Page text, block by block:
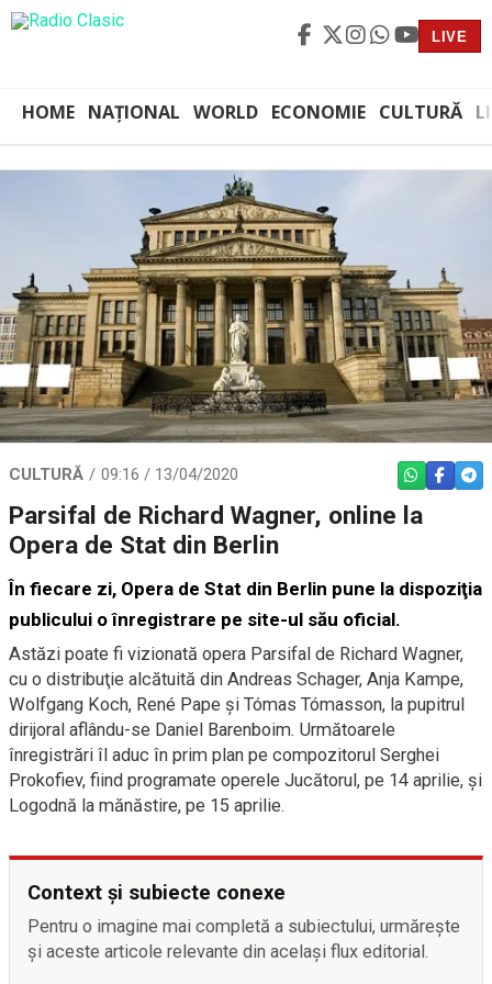
LIVE
HOME NAȚIONAL WORLD ECONOMIE CULTURĂ
CULTURĂ 09:16 / 13/04/2020 WHATSAPP
Parsifal de Richard Wagner, online la
Opera de Stat din Berlin
În fiecare zi, Opera de Stat din Berlin pune la dispoziţia
publicului o înregistrare pe site-ul său oficial.
Astăzi poate fi vizionată opera Parsifal de Richard Wagner,
cu o distribuţie alcătuită din Andreas Schager, Anja Kampe,
Wolfgang Koch, René Pape şi Tómas Tómasson, la pupitrul
dirijoral aflându-se Daniel Barenboim. Următoarele
înregistrări îl aduc în prim plan pe compozitorul Serghei
Prokofiev, fiind programate operele Jucătorul, pe 14 aprilie, şi
Logodnă la mănăstire, pe 15 aprilie.
Context și subiecte conexe
Pentru o imagine mai completă a subiectului, urmărește
și aceste articole relevante din același flux editorial.